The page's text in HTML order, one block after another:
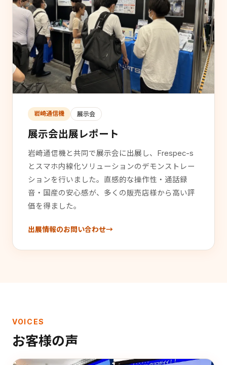
岩崎通信機 展示会
展示会出展レポート
岩崎通信機と共同で展示会に出展し、Frespec-s
とスマホ内線化ソリューションのデモンストレー
ションを行いました。直感的な操作性・通話録
音・国産の安心感が、多くの販売店様から高い評
価を得ました。
出展情報のお問い合わせ
VOICES
お客様の声